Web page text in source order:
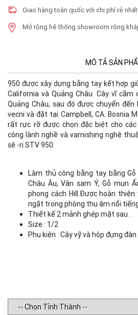
Giao hàng toàn quốc với chi phí rẻ nhất
Mở rộng hệ thống showroom rộng
MÔ TẢ SẢN
950 được xây dựng bằng tay kết hợp
California và Quảng Châu. Cây vĩ
Quảng Châu, sau đó được chuyển đến
vecni và đặt tại Campbell, CA. Bosnia
rất rực rỡ được chọn đặc biệt cho
công lành nghề và varnishing nghệ
sê -ri STV 950.
Làm thủ công bằng tay bằng
Châu Âu, Vân sam Ý, Gỗ mun
phong cách Hill.Được hoàn
ngặt trong phòng thu âm nổi
Thiết kế 2 mảnh ghép mặt sau .
Size : 1/2
Phụ kiện : Cây vỹ và hộp đựng đàn